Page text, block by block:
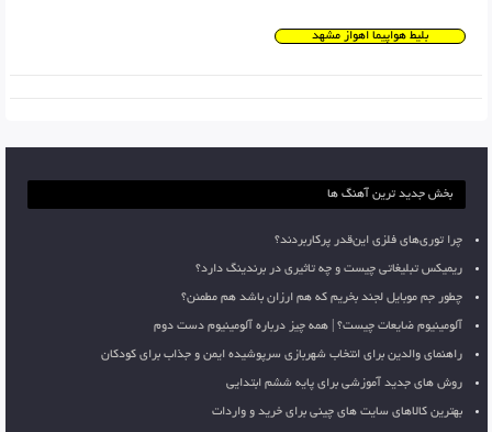
بلیط هواپیما اهواز مشهد
بخش جدید ترین آهنگ ها
چرا توری‌های فلزی این‌قدر پرکاربردند؟
ریمیکس تبلیغاتی چیست و چه تاثیری در برندینگ دارد؟
چطور جم موبایل لجند بخریم که هم ارزان باشد هم مطمئن؟
آلومینیوم ضایعات چیست؟ | همه چیز درباره آلومینیوم دست دوم
راهنمای والدین برای انتخاب شهربازی سرپوشیده ایمن و جذاب برای کودکان
روش های جدید آموزشی برای پایه ششم ابتدایی
بهترین کالاهای سایت های چینی برای خرید و واردات